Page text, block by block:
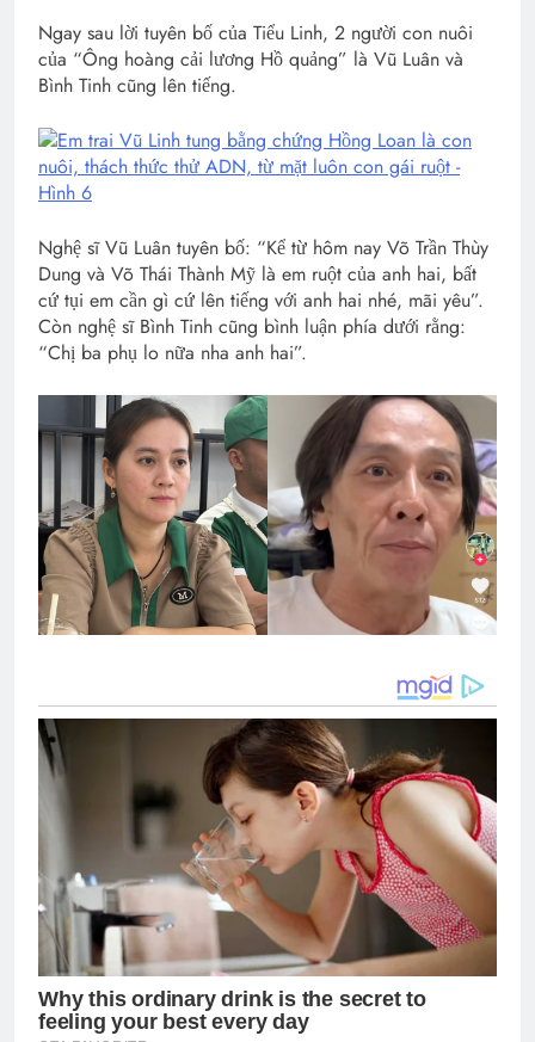
Ngay sau lời tuyên bố của Tiểu Linh, 2 người con nuôi
của “Ông hoàng cải lương Hồ quảng” là Vũ Luân và
Bình Tinh cũng lên tiếng.
Nghệ sĩ Vũ Luân tuyên bố: “Kể từ hôm nay Võ Trần Thùy
Dung và Võ Thái Thành Mỹ là em ruột của anh hai, bất
cứ tụi em cần gì cứ lên tiếng với anh hai nhé, mãi yêu”.
Còn nghệ sĩ Bình Tinh cũng bình luận phía dưới rằng:
“Chị ba phụ lo nữa nha anh hai”.